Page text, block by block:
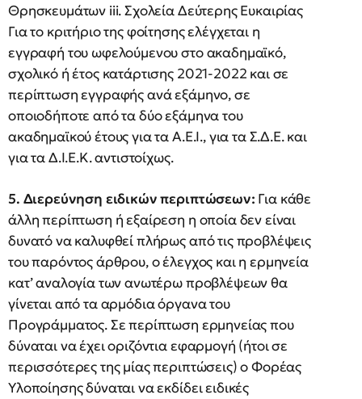
Θρησκευμάτων iii. Σχολεία Δεύτερης Ευκαιρίας
Για το κριτήριο της φοίτησης ελέγχεται η
εγγραφή του ωφελούμενου στο ακαδημαϊκό,
σχολικό ή έτος κατάρτισης 2021-2022 και σε
περίπτωση εγγραφής ανά εξάμηνο, σε
οποιοδήποτε από τα δύο εξάμηνα του
ακαδημαϊκού έτους για τα Α.Ε.Ι., για τα Σ.Δ.Ε. και
για τα Δ.Ι.Ε.Κ. αντιστοίχως.
5. Διερεύνηση ειδικών περιπτώσεων: Για κάθε
άλλη περίπτωση ή εξαίρεση η οποία δεν είναι
δυνατό να καλυφθεί πλήρως από τις προβλέψεις
του παρόντος άρθρου, ο έλεγχος και η ερμηνεία
κατ’ αναλογία των ανωτέρω προβλέψεων θα
γίνεται από τα αρμόδια όργανα του
Προγράμματος. Σε περίπτωση ερμηνείας που
δύναται να έχει οριζόντια εφαρμογή (ήτοι σε
περισσότερες της μίας περιπτώσεις) ο Φορέας
Υλοποίησης δύναται να εκδίδει ειδικές